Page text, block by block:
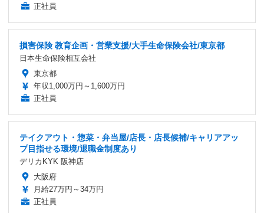
正社員
損害保険 教育企画・営業支援/大手生命保険会社/東京都
日本生命保険相互会社
東京都
年収1,000万円～1,600万円
正社員
テイクアウト・惣菜・弁当屋/店長・店長候補/キャリアアッ
プ目指せる環境/退職金制度あり
デリカKYK 阪神店
大阪府
月給27万円～34万円
正社員